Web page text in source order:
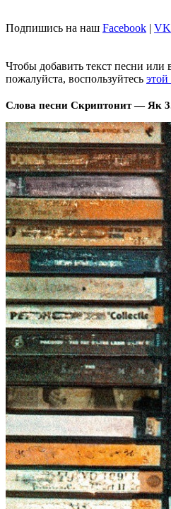
Подпишись на наш Facebook | VK
Чтобы добавить текст песни или
пожалуйста, воспользуйтесь
Слова песни Скриптонит — Як